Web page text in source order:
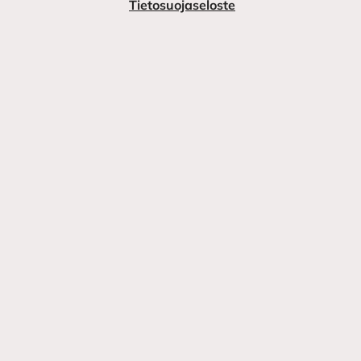
Tietosuojaseloste